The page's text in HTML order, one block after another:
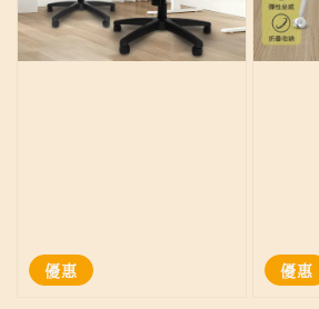
優惠 優惠